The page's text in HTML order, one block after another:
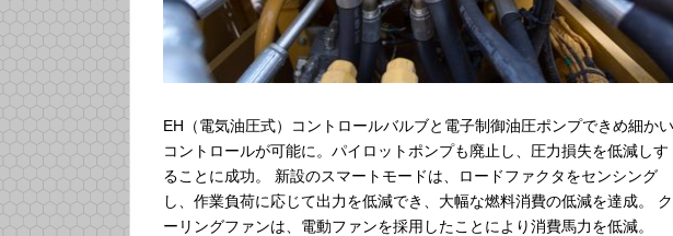
EH（電気油圧式）コントロールバルブと電子制御油圧ポンプできめ細かい
コントロールが可能に。パイロットポンプも廃止し、圧力損失を低減しす
ることに成功。 新設のスマートモードは、ロードファクタをセンシング
し、作業負荷に応じて出力を低減でき、大幅な燃料消費の低減を達成。 ク
ーリングファンは、電動ファンを採用したことにより消費馬力を低減。